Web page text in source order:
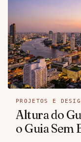
PROJETOS E
Altura do
o Guia Sem